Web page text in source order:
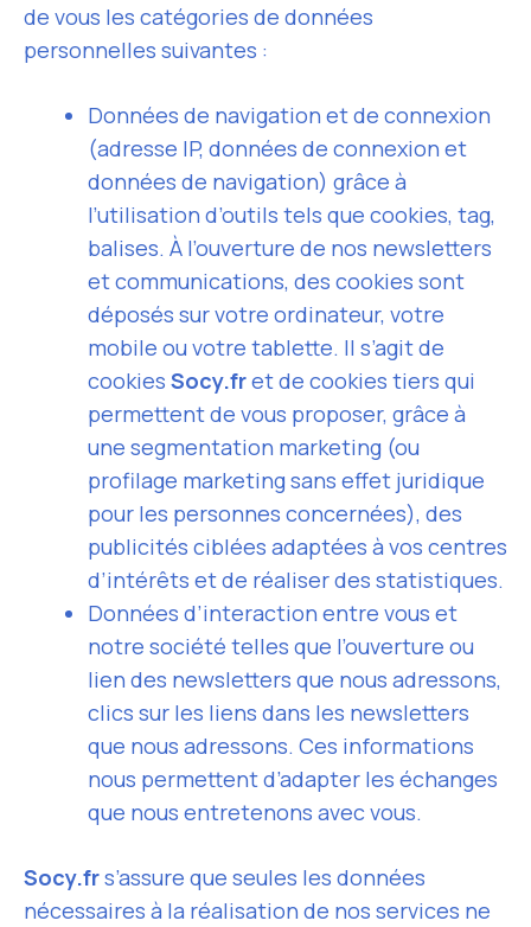
de vous les catégories de données
personnelles suivantes :
Données de navigation et de connexion
(adresse IP, données de connexion et
données de navigation) grâce à
l’utilisation d’outils tels que cookies, tag,
balises. À l’ouverture de nos newsletters
et communications, des cookies sont
déposés sur votre ordinateur, votre
mobile ou votre tablette. Il s’agit de
cookies Socy.fret de cookies tiers qui
permettent de vous proposer, grâce à
une segmentation marketing (ou
profilage marketing sans effet juridique
pour les personnes concernées), des
publicités ciblées adaptées à vos centres
d’intérêts et de réaliser des statistiques.
Données d’interaction entre vous et
notre société telles que l’ouverture ou
lien des newsletters que nous adressons,
clics sur les liens dans les newsletters
que nous adressons. Ces informations
nous permettent d’adapter les échanges
que nous entretenons avec vous.
Socy.frs’assure que seules les données
nécessaires à la réalisation de nos services ne